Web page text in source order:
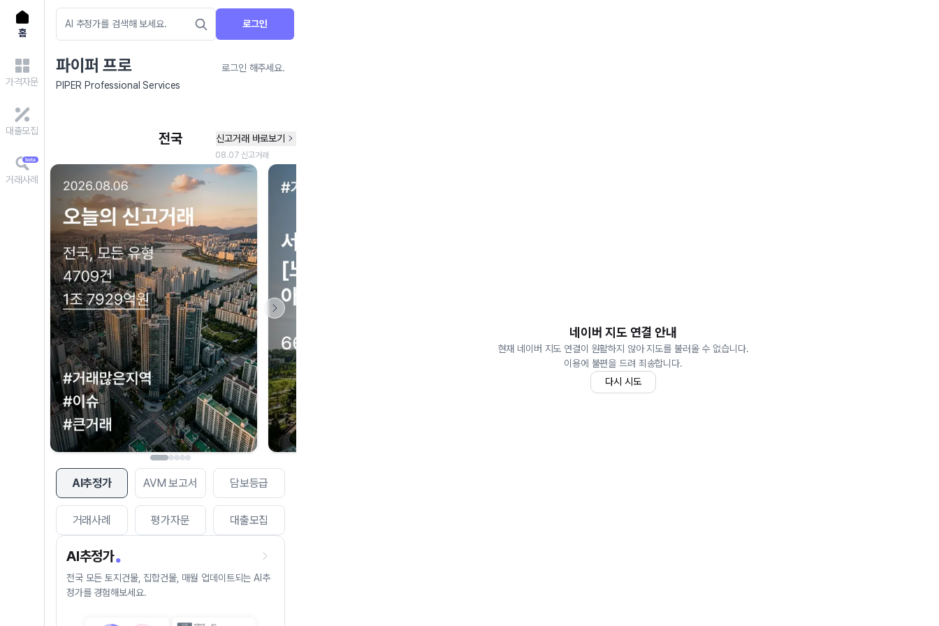
홈
가격자문
대출모집
거래사례
로그인
파이퍼 프로
로그인 해주세요.
PIPER Professional Services
AI추정가 AVM 보고서 담보등급
거래사례 평가자문 대출모집
AI추정가
전국 모든 토지건물, 집합건물, 매월 업데이트되는 AI추
정가를 경험해보세요.
네이버 지도 연결 안내
현재 네이버 지도 연결이 원활하지 않아 지도를 불러올 수 없습니다.
이용에 불편을 드려 죄송합니다.
다시 시도